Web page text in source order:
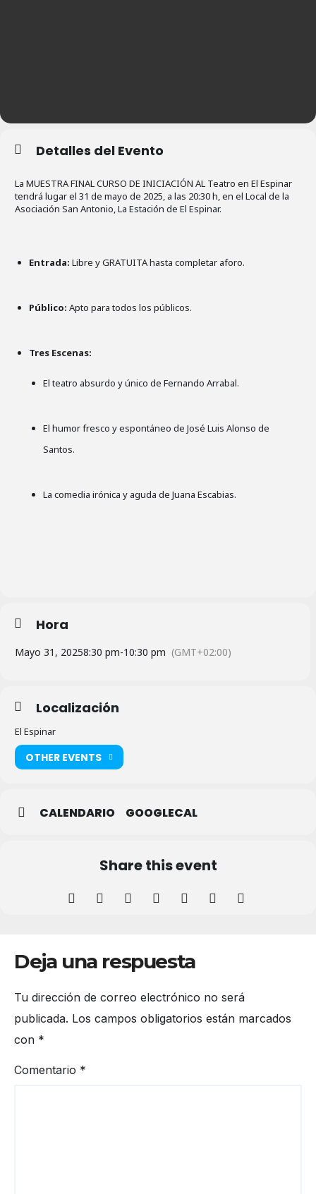
Detalles del Evento
La MUESTRA FINAL CURSO DE INICIACIÓN AL Teatro en El Espinar
tendrá lugar el 31 de mayo de 2025, a las 20:30 h, en el Local de la
Asociación San Antonio, La Estación de El Espinar.
Entrada: Libre y GRATUITA hasta completar aforo.
Público: Apto para todos los públicos.
Tres Escenas:
El teatro absurdo y único de Fernando Arrabal.
El humor fresco y espontáneo de José Luis Alonso de
Santos.
La comedia irónica y aguda de Juana Escabias.
Hora
Mayo 31, 20258:30 pm-10:30 pm (GMT+02:00)
Localización
El Espinar
OTHER EVENTS
CALENDARIO GOOGLECAL
Share this event
Deja una respuesta
Tu dirección de correo electrónico no será
publicada. Los campos obligatorios están marcados
con *
Comentario *